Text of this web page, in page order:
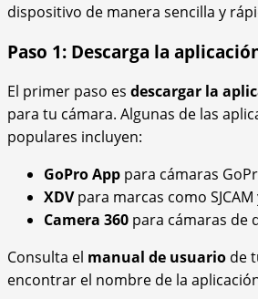
dispositivo de manera sencilla y
Paso 1: Descarga la
El primer paso es descargar la
para tu cámara. Algunas de las
populares incluyen:
GoPro App para cámaras
XDVpara marcas como
Camera 360 para cámaras de
Consulta el manual de usuario de
encontrar el nombre de la